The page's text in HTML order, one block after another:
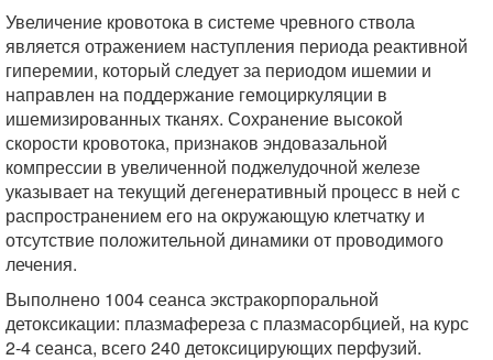
Увеличение кровотока в системе чревного ствола
является отражением наступления периода реактивной
гиперемии, который следует за периодом ишемии и
направлен на поддержание гемоциркуляции в
ишемизированных тканях. Сохранение высокой
скорости кровотока, признаков эндовазальной
компрессии в увеличенной поджелудочной железе
указывает на текущий дегенеративный процесс в ней с
распространением его на окружающую клетчатку и
отсутствие положительной динамики от проводимого
лечения.
Выполнено 1004 сеанса экстракорпоральной
детоксикации: плазмафереза с плазмасорбцией, на курс
2-4 сеанса, всего 240 детоксицирующих перфузий.